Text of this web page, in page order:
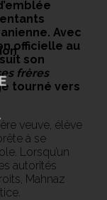
Avec
officielle au
son
frères
tourné vers
veuve, élève
à se
Lorsqu’un
autorités
Mahnaz